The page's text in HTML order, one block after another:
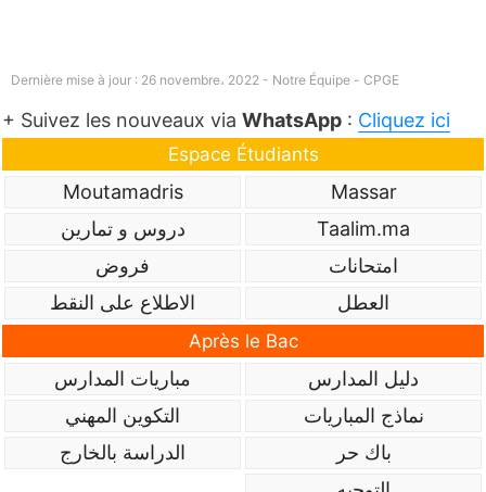
Dernière mise à jour : 26 novembre، 2022 - Notre Équipe - CPGE
+ Suivez les nouveaux via WhatsApp : Cliquez ici
Espace Étudiants
Massar
Moutamadris
Taalim.ma
دروس و تمارين
امتحانات
فروض
العطل
الاطلاع على النقط
Après le Bac
دليل المدارس
مباريات المدارس
نماذج المباريات
التكوين المهني
باك حر
الدراسة بالخارج